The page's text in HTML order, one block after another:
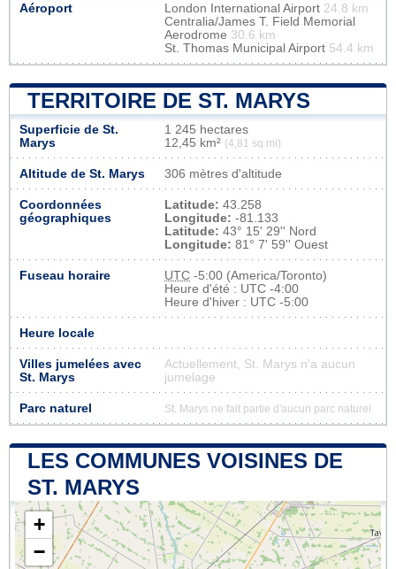
Aéroport London International Airport 24.8 km
Centralia/James T. Field Memorial
Aerodrome 30.6 km
St. Thomas Municipal Airport 54.4 km
TERRITOIRE DE ST. MARYS
Superficie de St.
Marys
1 245 hectares
12,45 km² (4,81 sq mi)
Altitude de St. Marys 306 mètres d'altitude
Coordonnées
géographiques
Latitude: 43.258
Longitude: -81.133
Latitude: 43° 15' 29'' Nord
Longitude: 81° 7' 59'' Ouest
Fuseau horaire UTC -5:00 (America/Toronto)
Heure d'été : UTC -4:00
Heure d'hiver : UTC -5:00
Heure locale
Villes jumelées avec
St. Marys
Actuellement, St. Marys n'a aucun
jumelage
Parc naturel St. Marys ne fait partie d'aucun parc naturel
LES COMMUNES VOISINES DE
ST. MARYS
+
−